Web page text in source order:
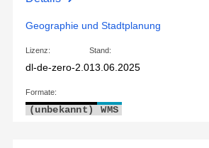
Geographie und Stadtplanung
Lizenz:
dl-de-zero-2.0
Stand:
13.06.2025
Formate:
(unbekannt) WMS